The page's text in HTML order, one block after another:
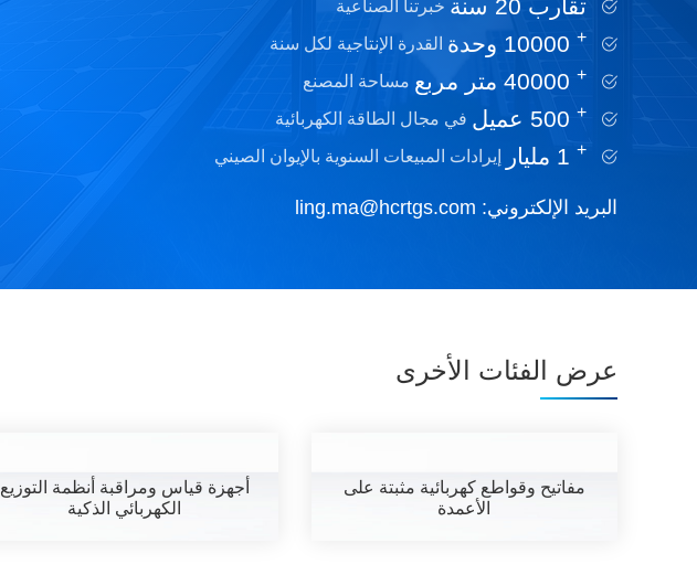
تقارب 20 سنة خبرتنا الصناعية
10000 + وحدة القدرة الإنتاجية لكل سنة
40000 + متر مربع مساحة المصنع
500 + عميل في مجال الطاقة الكهربائية
1 + مليار إيرادات المبيعات السنوية بالإيوان الصيني
البريد الإلكتروني: ling.ma@hcrtgs.com
عرض الفئات الأخرى
مفاتيح وقواطع كهربائية مثبتة على
الأعمدة
أجهزة قياس ومراقبة أنظمة التوزيع
الكهربائي الذكية